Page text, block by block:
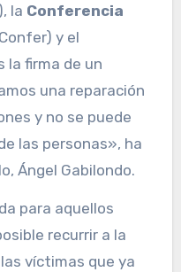
la Conferencia
y el
la firma de un
una reparación
y no se puede
las personas», ha
Ángel Gabilondo.
para aquellos
recurrir a la
víctimas que ya